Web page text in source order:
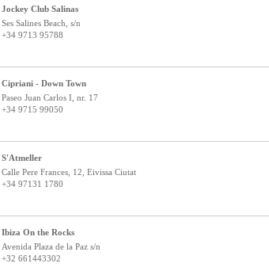
Jockey Club Salinas
Ses Salines Beach, s/n
+34 9713 95788
Cipriani - Down Town
Paseo Juan Carlos I, nr. 17
+34 9715 99050
S'Atmeller
Calle Pere Frances, 12, Eivissa Ciutat
+34 97131 1780
Ibiza On the Rocks
Avenida Plaza de la Paz s/n
+32 661443302